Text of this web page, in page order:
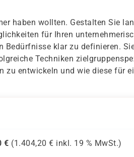
haben wollten. Gestalten Sie
für Ihren
Bedürfnisse klar zu definieren.
Techniken
zu entwickeln und wie diese für
€ (1.404,20 € inkl. 19 % MwSt.)